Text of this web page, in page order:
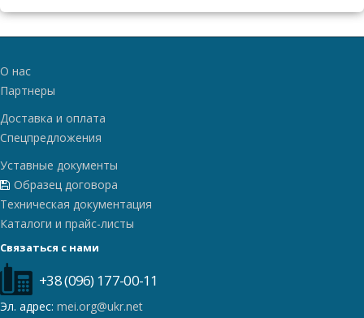
О нас
Партнеры
Доставка и оплата
Спецпредложения
Уставные документы
Образец договора
Техническая документация
Каталоги и прайс-листы
Связаться с нами
+38 (096) 177-00-11
Эл. адрес: mei.org@ukr.net